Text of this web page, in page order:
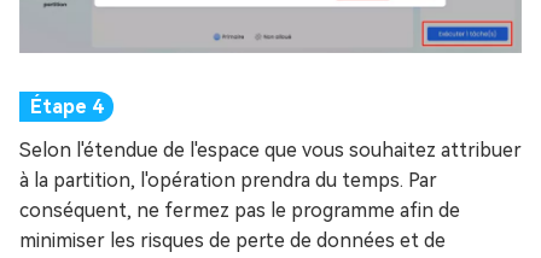
Selon l'étendue de l'espace que vous souhaitez attribuer
à la partition, l'opération prendra du temps. Par
conséquent, ne fermez pas le programme afin de
minimiser les risques de perte de données et de